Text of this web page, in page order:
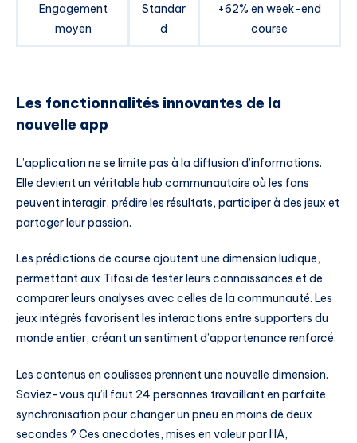
Engagement
moyen
Standar
d
+62% en week-end
course
Les fonctionnalités innovantes de la
nouvelle app
L’application ne se limite pas à la diffusion d’informations.
Elle devient un véritable hub communautaire où les fans
peuvent interagir, prédire les résultats, participer à des jeux et
partager leur passion.
Les prédictions de course ajoutent une dimension ludique,
permettant aux Tifosi de tester leurs connaissances et de
comparer leurs analyses avec celles de la communauté. Les
jeux intégrés favorisent les interactions entre supporters du
monde entier, créant un sentiment d’appartenance renforcé.
Les contenus en coulisses prennent une nouvelle dimension.
Saviez-vous qu’il faut 24 personnes travaillant en parfaite
synchronisation pour changer un pneu en moins de deux
secondes ? Ces anecdotes, mises en valeur par l’IA,